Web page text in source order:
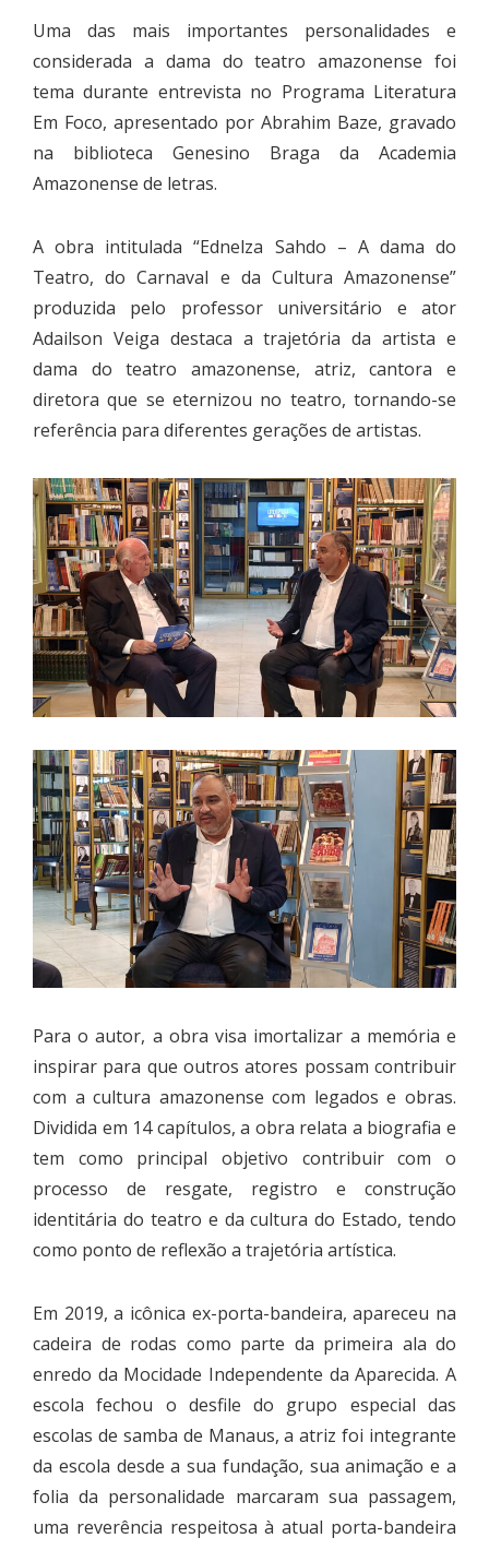
Uma das mais importantes personalidades e
considerada a dama do teatro amazonense foi
tema durante entrevista no Programa Literatura
Em Foco, apresentado por Abrahim Baze, gravado
na biblioteca Genesino Braga da Academia
Amazonense de letras.
A obra intitulada “Ednelza Sahdo – A dama do
Teatro, do Carnaval e da Cultura Amazonense”
produzida pelo professor universitário e ator
Adailson Veiga destaca a trajetória da artista e
dama do teatro amazonense, atriz, cantora e
diretora que se eternizou no teatro, tornando-se
referência para diferentes gerações de artistas.
Para o autor, a obra visa imortalizar a memória e
inspirar para que outros atores possam contribuir
com a cultura amazonense com legados e obras.
Dividida em 14 capítulos, a obra relata a biografia e
tem como principal objetivo contribuir com o
processo de resgate, registro e construção
identitária do teatro e da cultura do Estado, tendo
como ponto de reflexão a trajetória artística.
Em 2019, a icônica ex-porta-bandeira, apareceu na
cadeira de rodas como parte da primeira ala do
enredo da Mocidade Independente da Aparecida. A
escola fechou o desfile do grupo especial das
escolas de samba de Manaus, a atriz foi integrante
da escola desde a sua fundação, sua animação e a
folia da personalidade marcaram sua passagem,
uma reverência respeitosa à atual porta-bandeira